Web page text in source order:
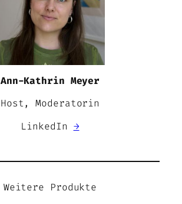
Ann-Kathrin Meyer
Host, Moderatorin
LinkedIn →
Weitere Produkte